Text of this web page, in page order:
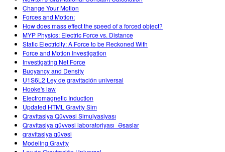
Change Your Motion
Forces and Motion:
How does mass effect the speed of a forced object?
MYP Physics: Electric Force vs. Distance
Static Electricity: A Force to be Reckoned With
Force and Motion Investigation
Investigating Net Force
Buoyancy and Density
U1S6L2 Ley de gravitación universal
Hooke's law
Electromagnetic Induction
Updated HTML Gravity Sim
Qravitasiya Qüvvəsi Simulyasiyası
Qravitasiya qüvvəsi laboratoriyası_Əsaslar
qravitasiya qüvəsi
Modeling Gravity